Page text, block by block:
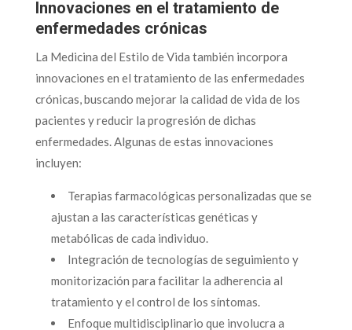
Innovaciones en el tratamiento de
enfermedades crónicas
La Medicina del Estilo de Vida también incorpora
innovaciones en el tratamiento de las enfermedades
crónicas, buscando mejorar la calidad de vida de los
pacientes y reducir la progresión de dichas
enfermedades. Algunas de estas innovaciones
incluyen:
Terapias farmacológicas personalizadas que se
ajustan a las características genéticas y
metabólicas de cada individuo.
Integración de tecnologías de seguimiento y
monitorización para facilitar la adherencia al
tratamiento y el control de los síntomas.
Enfoque multidisciplinario que involucra a